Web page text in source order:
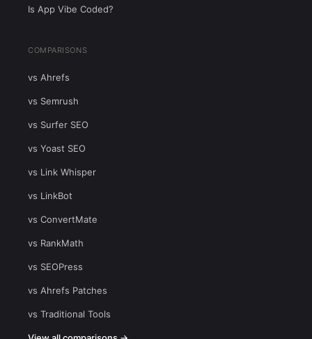
Is App Vibe Coded?
COMPARISONS
vs Ahrefs
vs Semrush
vs Surfer SEO
vs Yoast SEO
vs Link Whisper
vs LinkBot
vs ConvertMate
vs RankMath
vs SEOPress
vs Ahrefs Patches
vs Traditional Tools